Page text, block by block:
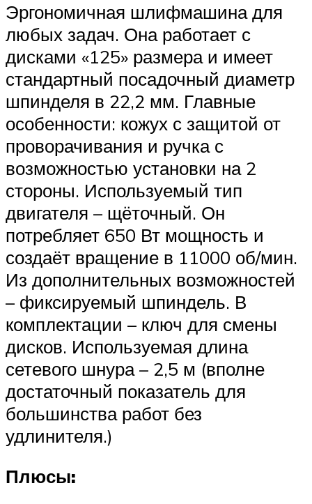
Эргономичная шлифмашина для
любых задач. Она работает с
дисками «125» размера и имеет
стандартный посадочный диаметр
шпинделя в 22,2 мм. Главные
особенности: кожух с защитой от
проворачивания и ручка с
возможностью установки на 2
стороны. Используемый тип
двигателя – щёточный. Он
потребляет 650 Вт мощность и
создаёт вращение в 11000 об/мин.
Из дополнительных возможностей
– фиксируемый шпиндель. В
комплектации – ключ для смены
дисков. Используемая длина
сетевого шнура – 2,5 м (вполне
достаточный показатель для
большинства работ без
удлинителя.)
Плюсы: